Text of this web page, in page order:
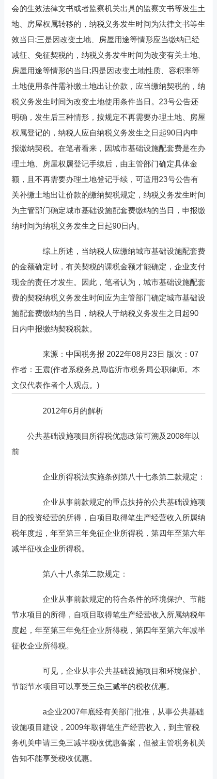
会的生效法律文书或者监察机关出具的监察文书等发生土
地、房屋权属转移的，纳税义务发生时间为法律文书等生
效当日;三是因改变土地、房屋用途等情形应当缴纳已经
减征、免征契税的，纳税义务发生时间为改变有关土地、
房屋用途等情形的当日;四是因改变土地性质、容积率等
土地使用条件需补缴土地出让价款，应当缴纳契税的，纳
税义务发生时间为改变土地使用条件当日。23号公告还
明确，发生后三种情形，按规定不再需要办理土地、房屋
权属登记的，纳税人应自纳税义务发生之日起90日内申
报缴纳契税。在笔者看来，因城市基础设施配套费是在办
理土地、房屋权属登记手续后，由主管部门确定具体金
额，且不再需要办理土地登记手续，可适用23号公告有
关补缴土地出让价款的缴纳契税规定，纳税义务发生时间
为主管部门确定城市基础设施配套费缴纳的当日，申报缴
纳时间为纳税义务发生之日起90日内。
综上所述，当纳税人应缴纳城市基础设施配套费
的金额确定时，有关契税的课税金额才能确定，企业支付
现金的责任才发生。因此，笔者认为，城市基础设施配套
费的契税纳税义务发生时间应为主管部门确定城市基础设
施配套费缴纳的当日，纳税人于纳税义务发生之日起90
日内申报缴纳契税税款。
来源：中国税务报 2022年08月23日 版次：07
作者：王震(作者系税务总局临沂市税务局公职律师。本
文仅代表作者个人观点。)
2012年6月的解析
公共基础设施项目所得税优惠政策可溯及2008年以
前
企业所得税法实施条例第八十七条第二款规定：
企业从事前款规定的重点扶持的公共基础设施项
目的投资经营的所得，自项目取得笔生产经营收入所属纳
税年度起，年至第三年免征企业所得税，第四年至第六年
减半征收企业所得税。
第八十八条第二款规定：
企业从事前款规定的符合条件的环境保护、节能
节水项目的所得，自项目取得笔生产经营收入所属纳税年
度起，年至第三年免征企业所得税，第四年至第六年减半
征收企业所得税。
可见，企业从事公共基础设施项目和环境保护、
节能节水项目可以享受三免三减半的税收优惠。
a企业2007年底经有关部门批准，从事公共基础
设施项目建设，2009年取得笔生产经营收入，到主管税
务机关申请三免三减半税收优惠备案，但被主管税务机关
告知不能享受税收优惠。